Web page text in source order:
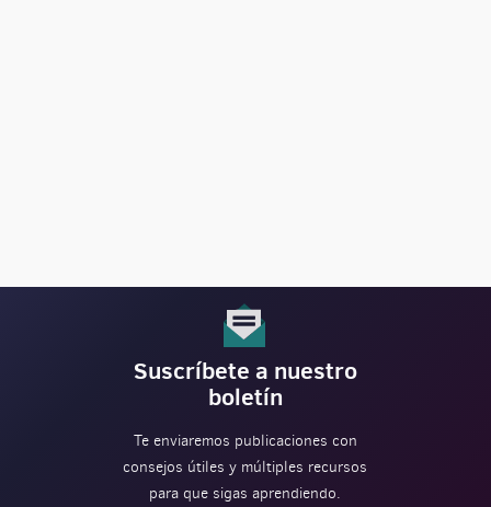
Suscríbete a nuestro
boletín
Te enviaremos publicaciones con
consejos útiles y múltiples recursos
para que sigas aprendiendo.